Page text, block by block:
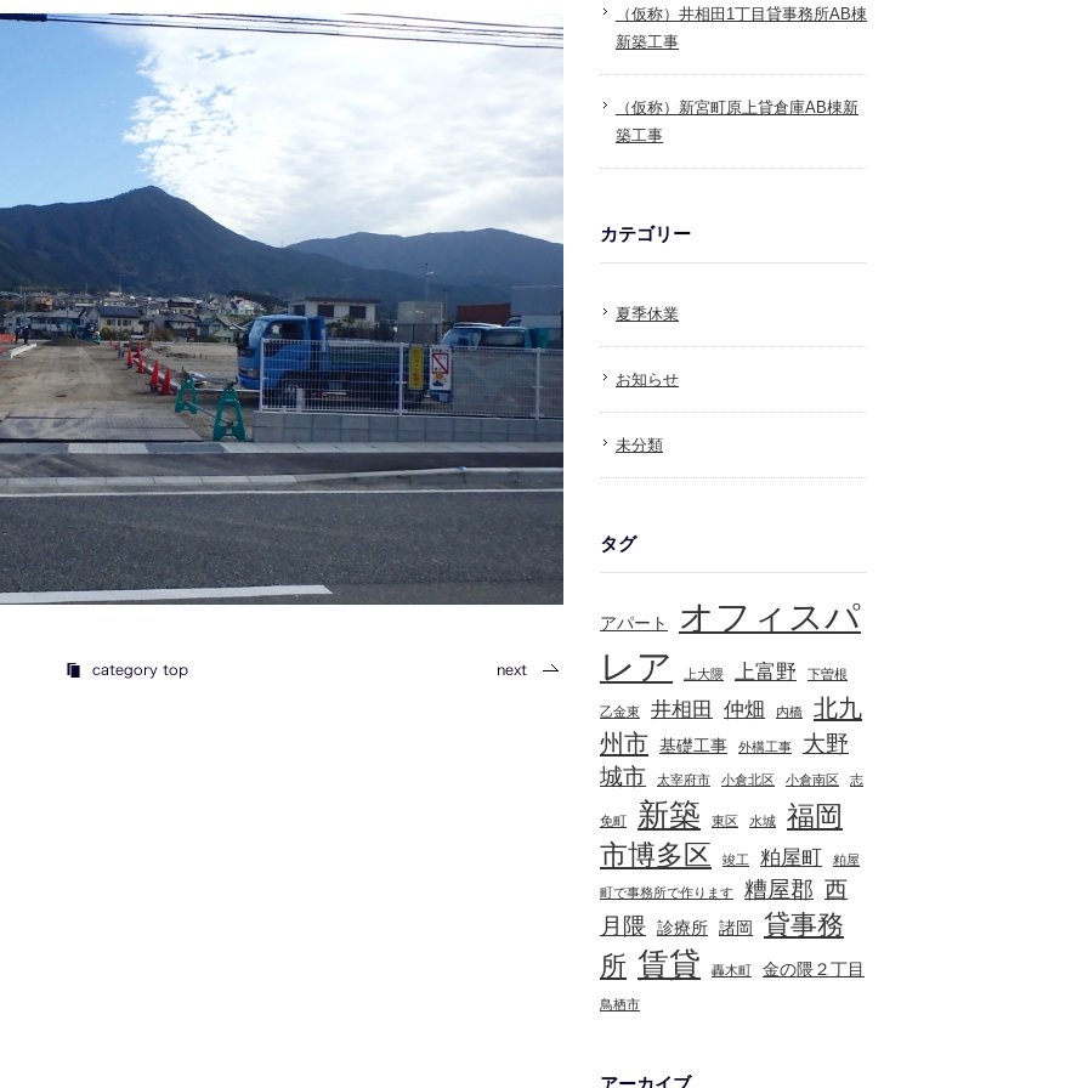
（仮称）井相田1丁目貸事務所AB棟
新築工事
（仮称）新宮町原上貸倉庫AB棟新
築工事
カテゴリー
夏季休業
お知らせ
未分類
タグ
アパート
オフィスパ
レア
上大隈 上富野 下曽根
乙金東 井相田 仲畑 内橋
北九
州市 基礎工事 外構工事
大野
城市
太宰府市 小倉北区 小倉南区 志
免町 新築 東区 水城
福岡
市博多区
竣工 粕屋町 粕屋
町で事務所で作ります 糟屋郡 西
月隈 診療所 諸岡
貸事務
所 賃貸 轟木町 金の隈２丁目
鳥栖市
アーカイブ